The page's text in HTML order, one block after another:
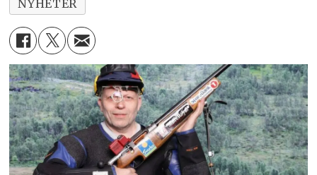
NYHETER